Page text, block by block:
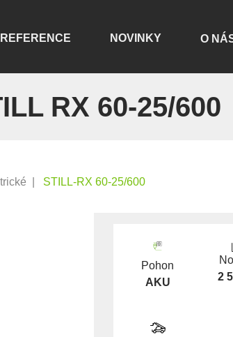
REFERENCE NOVINKY O
RX 60-25/600
STILL-RX 60-25/600
Pohon
AKU
2